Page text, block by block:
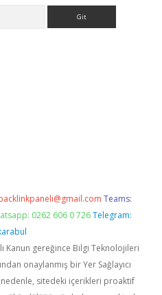
Teams:
0262 606 0 726 Telegram:
Kanun gereğince Bilgi Teknolojileri
onaylanmış bir Yer Sağlayıcı
sitedeki içerikleri proaktif